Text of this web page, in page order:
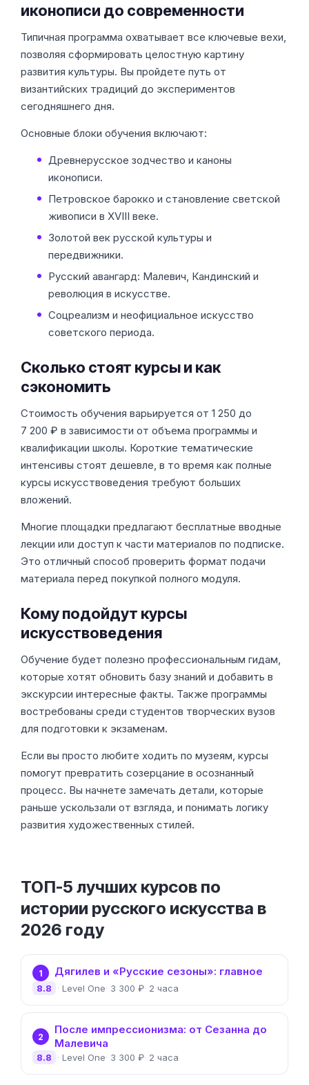
иконописи до современности
Типичная программа охватывает все ключевые вехи,
позволяя сформировать целостную картину
развития культуры. Вы пройдете путь от
византийских традиций до экспериментов
сегодняшнего дня.
Основные блоки обучения включают:
Древнерусское зодчество и каноны
иконописи.
Петровское барокко и становление светской
живописи в XVIII веке.
Золотой век русской культуры и
передвижники.
Русский авангард: Малевич, Кандинский и
революция в искусстве.
Соцреализм и неофициальное искусство
советского периода.
Сколько стоят курсы и как
сэкономить
Стоимость обучения варьируется от 1 250 до
7 200 ₽ в зависимости от объема программы и
квалификации школы. Короткие тематические
интенсивы стоят дешевле, в то время как полные
курсы искусствоведения требуют больших
вложений.
Многие площадки предлагают бесплатные вводные
лекции или доступ к части материалов по подписке.
Это отличный способ проверить формат подачи
материала перед покупкой полного модуля.
Кому подойдут курсы
искусствоведения
Обучение будет полезно профессиональным гидам,
которые хотят обновить базу знаний и добавить в
экскурсии интересные факты. Также программы
востребованы среди студентов творческих вузов
для подготовки к экзаменам.
Если вы просто любите ходить по музеям, курсы
помогут превратить созерцание в осознанный
процесс. Вы начнете замечать детали, которые
раньше ускользали от взгляда, и понимать логику
развития художественных стилей.
ТОП-5 лучших курсов по
истории русского искусства в
2026 году
1 Дягилев и «Русские сезоны»: главное
Level One 3 300 ₽ 2 часа
8.8
2
После импрессионизма: от Сезанна до
Малевича
Level One 3 300 ₽ 2 часа
8.8